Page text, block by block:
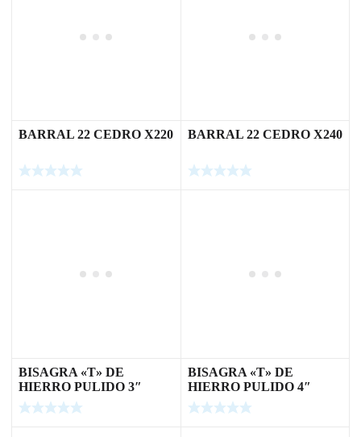
BARRAL 22 CEDRO X220 BARRAL 22 CEDRO X240
BISAGRA «T» DE
HIERRO PULIDO 3″
BISAGRA «T» DE
HIERRO PULIDO 4″